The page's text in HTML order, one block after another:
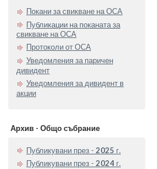
Покани за свикване на ОСА
Публикации на поканата за
свикване на ОСА
Протоколи от ОСА
Уведомления за паричен
дивидент
Уведомления за дивидент в
акции
Архив - Общо събрание
Публикувани през - 2025 г.
Публикувани през - 2024 г.